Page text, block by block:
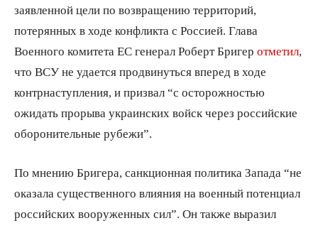
заявленной цели по возвращению территорий,
потерянных в ходе конфликта с Россией. Глава
Военного комитета ЕС генерал Роберт Бригер отметил
что ВСУ не удается продвинуться вперед в ходе
контрнаступления, и призвал “с осторожностью
ожидать прорыва украинских войск через российские
оборонительные рубежи”.
По мнению Бригера, санкционная политика Запада “не
оказала существенного влияния на военный потенциал
российских вооруженных сил”. Он также выразил